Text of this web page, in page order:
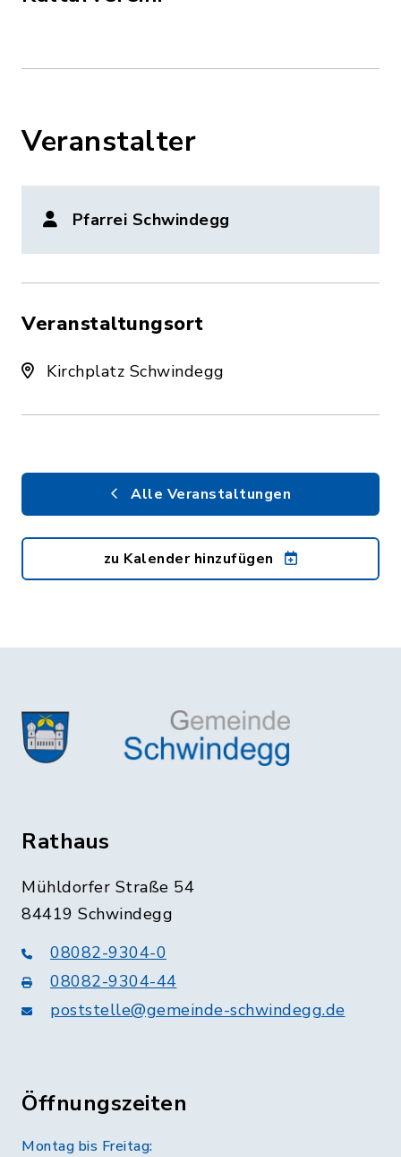
Veranstalter
Pfarrei Schwindegg
Veranstaltungsort
Kirchplatz Schwindegg
Alle Veranstaltungen
zu Kalender hinzufügen
Rathaus
Mühldorfer Straße 54
84419 Schwindegg
08082-9304-0
08082-9304-44
poststelle@gemeinde-schwindegg.de
Öffnungszeiten
Montag bis Freitag: